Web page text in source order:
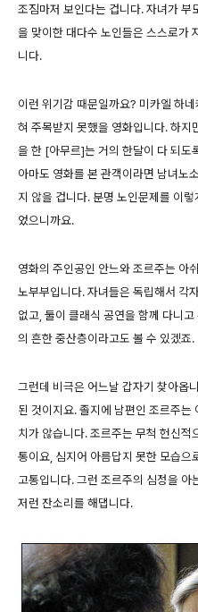
조짐마저 보인다는 겁니다. 자녀가 부
을 맞이한 대다수 노인들은 스스로가
니다.
이런 위기감 때문일까요? 미카엘 하
혀 주목받지 못했을 영화입니다. 하지
을 한 [아무르]는 거의 한달이 다 되도
아마도 영화를 본 관객이라면 남녀노
지 않을 겁니다. 분명 노인문제를 이
었으니까요.
영화의 주인공인 안느와 조르주는 아
노부부입니다. 자녀들은 독립해서 각
없고, 둘이 클래식 공연을 함께 다니
의 흔한 중산층이라고도 볼 수 있겠죠.
그런데 비극은 어느날 갑자기 찾아옵
된 것이지요. 졸지에 남편인 조르주는
치가 않습니다. 조르주는 무척 헌신
통이요, 심지어 아름답지 못한 모습으
고통입니다. 그런 조르주의 심정을
저런 잔소리를 해댑니다.